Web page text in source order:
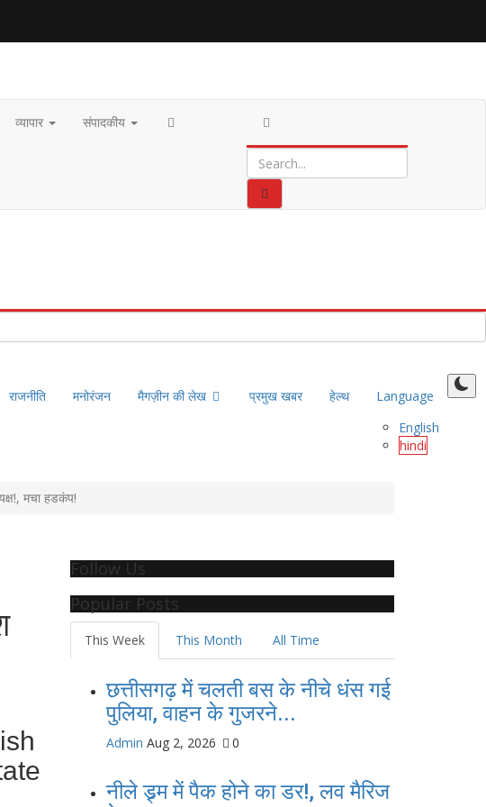
व्यापार संपादकीय
राजनीति मनोरंजन मैगज़ीन की लेख प्रमुख खबर हेल्थ
Language
English
hindi
मचा हडकंप!
Follow Us
Popular Posts
This Week This Month All Time
छत्तीसगढ़ में चलती बस के नीचे धंस गई
पुलिया, वाहन के गुजरने...
Admin Aug 2, 2026 0
नीले ड्र्म में पैक होने का डर!, लव मैरिज